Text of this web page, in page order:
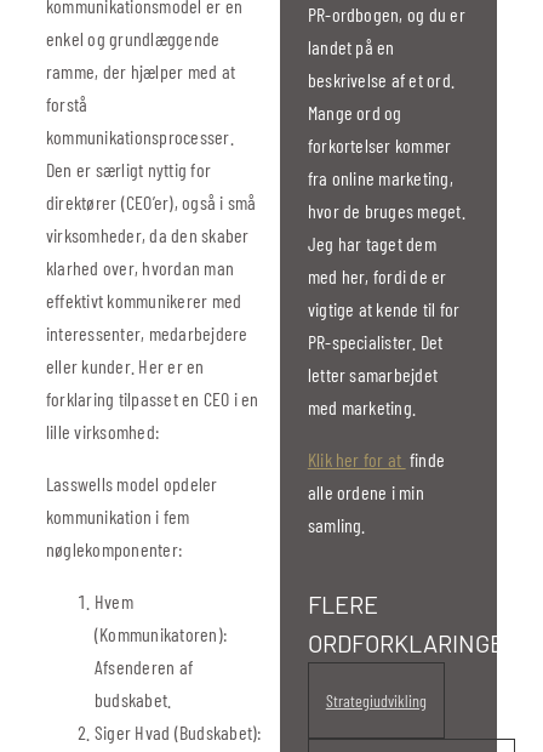
kommunikationsmodel er en
enkel og grundlæggende
ramme, der hjælper med at
forstå
kommunikationsprocesser.
Den er særligt nyttig for
direktører (CEO’er), også i små
virksomheder, da den skaber
klarhed over, hvordan man
effektivt kommunikerer med
interessenter, medarbejdere
eller kunder. Her er en
forklaring tilpasset en CEO i en
lille virksomhed:
Lasswells model opdeler
kommunikation i fem
nøglekomponenter:
Hvem
(Kommunikatoren):
Afsenderen af
budskabet.
Siger Hvad (Budskabet):
PR-ordbogen, og du er
landet på en
beskrivelse af et ord.
Mange ord og
forkortelser kommer
fra online marketing,
hvor de bruges meget.
Jeg har taget dem
med her, fordi de er
vigtige at kende til for
PR-specialister. Det
letter samarbejdet
med marketing.
Klik her for at finde
alle ordene i min
samling.
FLERE
ORDFORKLARINGER
Strategiudvikling